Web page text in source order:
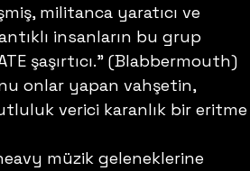
militanca yaratıcı ve
insanların bu grup
şaşırtıcı.” (Blabbermouth)
onlar yapan vahşetin,
verici karanlık bir eritme
müzik geleneklerine